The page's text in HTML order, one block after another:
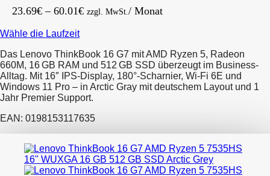
23.69€ – 60.01€Preisspanne:
60.01€
zzgl. MwSt./ Monat
Wähle die Laufzeit
Das Lenovo ThinkBook 16 G7 mit AMD Ryzen 5, Radeon
660M, 16 GB RAM und 512 GB SSD überzeugt im Business-
Alltag. Mit 16″ IPS-Display, 180°-Scharnier, Wi-Fi 6E und
Windows 11 Pro – in Arctic Gray mit deutschem Layout und 1
Jahr Premier Support.
EAN: 0198153117635